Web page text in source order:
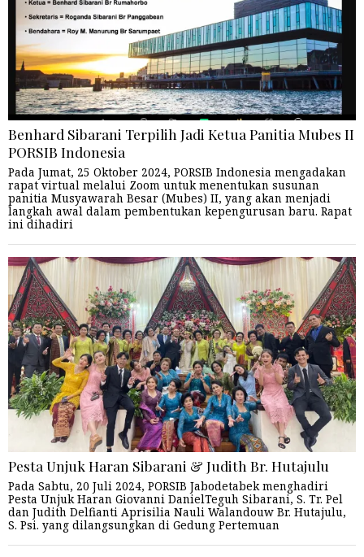
Benhard Sibarani Terpilih Jadi Ketua Panitia Mubes II
PORSIB Indonesia
Pada Jumat, 25 Oktober 2024, PORSIB Indonesia mengadakan
rapat virtual melalui Zoom untuk menentukan susunan
panitia Musyawarah Besar (Mubes) II, yang akan menjadi
langkah awal dalam pembentukan kepengurusan baru. Rapat
ini dihadiri
Pesta Unjuk Haran Sibarani & Judith Br. Hutajulu
Pada Sabtu, 20 Juli 2024, PORSIB Jabodetabek menghadiri
Pesta Unjuk Haran Giovanni DanielTeguh Sibarani, S. Tr. Pel
dan Judith Delfianti Aprisilia Nauli Walandouw Br. Hutajulu,
S. Psi. yang dilangsungkan di Gedung Pertemuan